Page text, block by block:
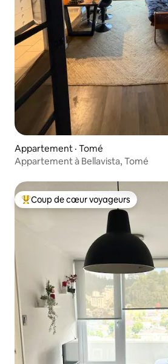
Appartement · Tomé
Appartement à Bellavista, Tomé
Coup de cœur voyageurs parmi les
Coup de cœur voyageurs